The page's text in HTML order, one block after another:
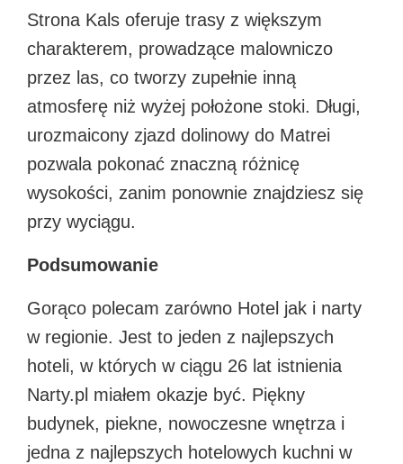
Strona Kals oferuje trasy z większym
charakterem, prowadzące malowniczo
przez las, co tworzy zupełnie inną
atmosferę niż wyżej położone stoki. Długi,
urozmaicony zjazd dolinowy do Matrei
pozwala pokonać znaczną różnicę
wysokości, zanim ponownie znajdziesz się
przy wyciągu.
Podsumowanie
Gorąco polecam zarówno Hotel jak i narty
w regionie. Jest to jeden z najlepszych
hoteli, w których w ciągu 26 lat istnienia
Narty.pl miałem okazje być. Piękny
budynek, piekne, nowoczesne wnętrza i
jedna z najlepszych hotelowych kuchni w